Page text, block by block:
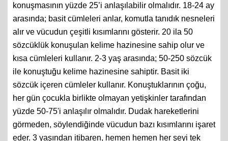
konuşmasının yüzde 25’i anlaşılabilir olmalıdır. 18-24 ay
arasında; basit cümleleri anlar, komutla tanıdık nesneleri
alır ve vücudun çeşitli kısımlarını gösterir. 20 ila 50
sözcüklük konuşulan kelime hazinesine sahip olur ve
kısa cümleleri kullanır. 2-3 yaş arasında; 50-250 sözcük
ile konuştuğu kelime hazinesine sahiptir. Basit iki
sözcük içeren cümleler kullanır. Konuştuklarının çoğu,
her gün çocukla birlikte olmayan yetişkinler tarafından
yüzde 50-75'i anlaşılır olmalıdır. Dudak hareketlerini
görmeden, söylendiğinde vücudun bazı kısımlarını işaret
eder. 3 yaşından itibaren, hemen hemen her şeyi tek